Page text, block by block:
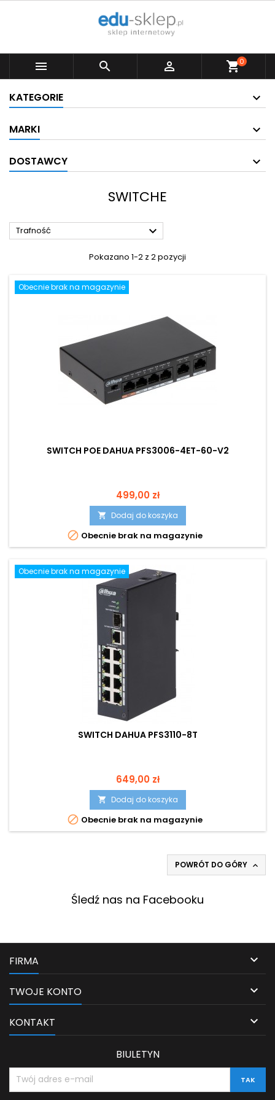
   shopping_cart0
KATEGORIE
MARKI
DOSTAWCY
SWITCHE
Trafność 
Pokazano 1-2 z 2 pozycji
Obecnie brak na magazynie
SWITCH POE DAHUA PFS3006-4ET-60-V2
Cena
499,00 zł
 Dodaj do koszyka
 Obecnie brak na magazynie
Obecnie brak na magazynie
SWITCH DAHUA PFS3110-8T
Cena
649,00 zł
 Dodaj do koszyka
 Obecnie brak na magazynie
POWRÓT DO GÓRY 
Śledź nas na Facebooku
FIRMA 
TWOJE KONTO 
KONTAKT 
BIULETYN